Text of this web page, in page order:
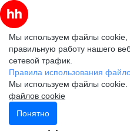
Мы используем файлы cookie,
правильную работу нашего
сетевой трафик.
Правила использования
Мы используем файлы cookie.
файлов cookie
Понятно